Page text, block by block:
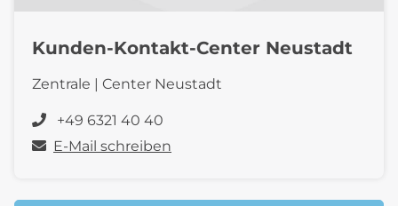
Kunden-Kontakt-Center Neustadt
Zentrale | Center Neustadt
+49 6321 40 40
E-Mail schreiben